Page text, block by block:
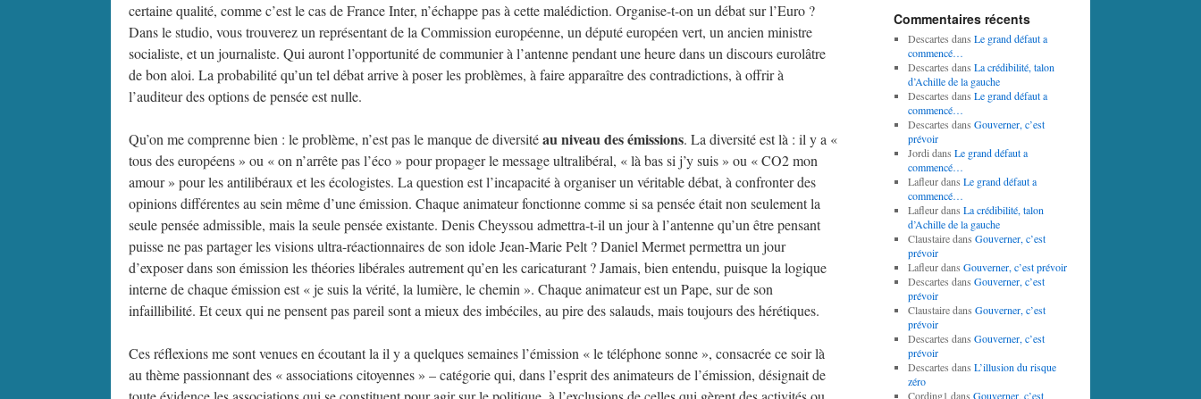
certaine qualité, comme c’est le cas de France Inter, n’échappe pas à cette malédiction. Organise-t-on un débat sur l’Euro ?
Dans le studio, vous trouverez un représentant de la Commission européenne, un député européen vert, un ancien ministre
socialiste, et un journaliste. Qui auront l’opportunité de communier à l’antenne pendant une heure dans un discours eurolâtre
de bon aloi. La probabilité qu’un tel débat arrive à poser les problèmes, à faire apparaître des contradictions, à offrir à
l’auditeur des options de pensée est nulle.
Qu’on me comprenne bien : le problème, n’est pas le manque de diversitéau niveau des émissions. La diversité est là : il y a «
tous des européens » ou « on n’arrête pas l’éco » pour propager le message ultralibéral, « là bas si j’y suis » ou « CO2 mon
amour » pour les antilibéraux et les écologistes. La question est l’incapacité à organiser un véritable débat, à confronter des
opinions différentes au sein même d’une émission. Chaque animateur fonctionne comme si sa pensée était non seulement la
seule pensée admissible, mais la seule pensée existante. Denis Cheyssou admettra-t-il un jour à l’antenne qu’un être pensant
puisse ne pas partager les visions ultra-réactionnaires de son idole Jean-Marie Pelt ? Daniel Mermet permettra un jour
d’exposer dans son émission les théories libérales autrement qu’en les caricaturant ? Jamais, bien entendu, puisque la logique
interne de chaque émission est « je suis la vérité, la lumière, le chemin ». Chaque animateur est un Pape, sur de son
infaillibilité. Et ceux qui ne pensent pas pareil sont a mieux des imbéciles, au pire des salauds, mais toujours des hérétiques.
Ces réflexions me sont venues en écoutant la il y a quelques semaines l’émission « le téléphone sonne », consacrée ce soir là
au thème passionnant des « associations citoyennes » – catégorie qui, dans l’esprit des animateurs de l’émission, désignait de
Commentaires récents
Descartes dans Le grand défaut a
commencé…
Descartes dans La crédibilité, talon
d’Achille de la gauche
Descartes dans Le grand défaut a
commencé…
Descartes dans Gouverner, c’est
prévoir
Jordi dans Le grand défaut a
commencé…
Lafleurdans Le grand défaut a
commencé…
Lafleurdans La crédibilité, talon
d’Achille de la gauche
Claustairedans Gouverner, c’est
prévoir
Lafleurdans Gouverner, c’est prévoir
Descartes dans Gouverner, c’est
prévoir
Claustairedans Gouverner, c’est
prévoir
Descartes dans Gouverner, c’est
prévoir
Descartes dans L’illusion du risque
zéro
Cording1 dans Gouverner, c’est